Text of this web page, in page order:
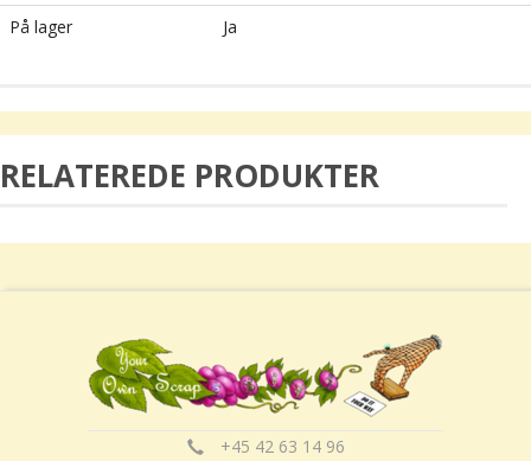
På lager
Ja
RELATEREDE PRODUKTER
+45 42 63 14 96